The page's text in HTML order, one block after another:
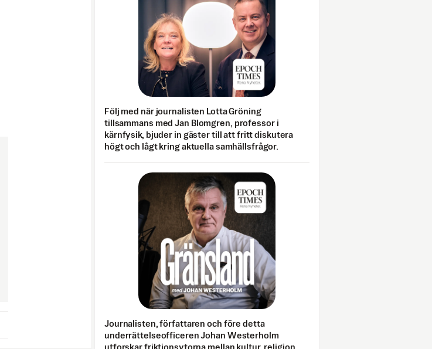
Följ med när journalisten Lotta Gröning
tillsammans med Jan Blomgren, professor i
kärnfysik, bjuder in gäster till att fritt diskutera
högt och lågt kring aktuella samhällsfrågor.
Journalisten, författaren och före detta
underrättelseofficeren Johan Westerholm